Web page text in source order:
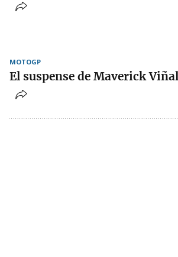
MOTOGP
El suspense de Maverick